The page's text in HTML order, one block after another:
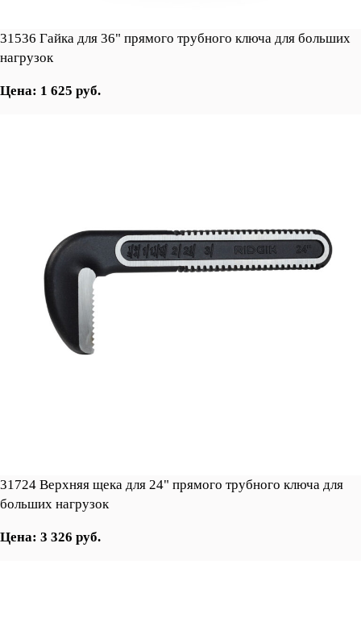
31536 Гайка для 36" прямого трубного ключа для больших
нагрузок
Цена: 1 625 руб.
31724 Верхняя щека для 24" прямого трубного ключа для
больших нагрузок
Цена: 3 326 руб.